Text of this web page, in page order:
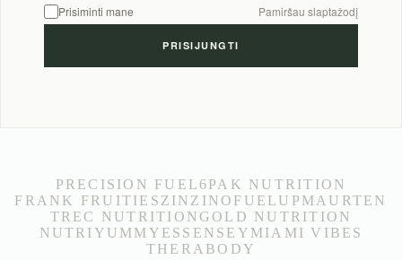
Prisiminti mane Pamiršau slaptažodį
PRECISION FUEL 6PAK NUTRITION
FRANK FRUITIES ZINZINO FUELUP MAURTEN
TREC NUTRITIONGOLD NUTRITION
NUTRIYUMMY ESSENSEY MIAMI VIBES
THERABODY